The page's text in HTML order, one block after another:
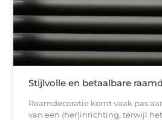
Stijlvolle en betaalbare
Raamdecoratie komt vaak pas
van een (her)inrichting, terwijl